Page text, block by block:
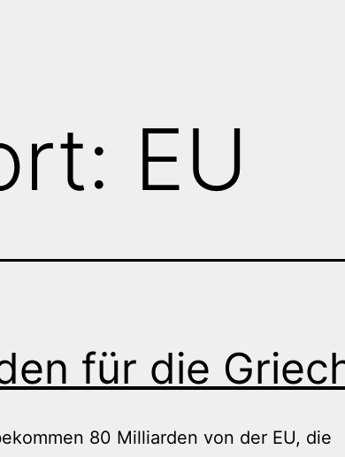
EU
für die
80 Milliarden von der EU, die